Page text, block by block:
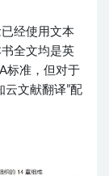
经使用文本
全文均是英
标准，但对于
云文献翻译”配